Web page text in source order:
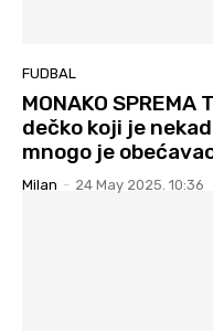
FUDBAL
MONAKO SPREMA
dečko koji je
mnogo je
Milan - 24 May 2025. 10:36